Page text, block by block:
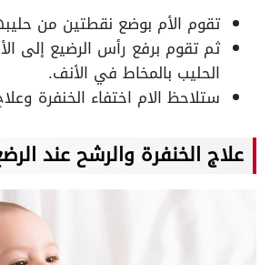
تقوم الأم بوضع نقطتين من
ثم تقوم برفع رأس الرضيع إلى
الحليب بالمخاط في الأنف.
ستلاحظ الام اختفاء الخنفرة
علاج الخنفرة والرشح عند